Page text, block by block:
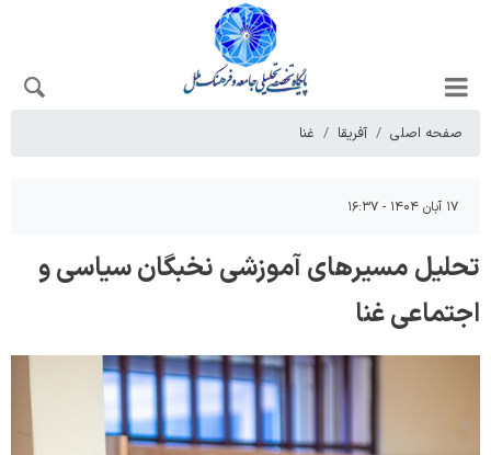
صفحه اصلی آفریقا غنا
۱۷ آبان ۱۴۰۴ - ۱۶:۳۷
تحلیل مسیرهای آموزشی نخبگان سیاسی و
اجتماعی غنا